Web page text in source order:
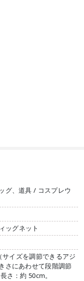
グ、道具 / コスプレウ
ッグネット
イズを調節できるアジ
さにあわせて段階調節
さ：約 50cm。